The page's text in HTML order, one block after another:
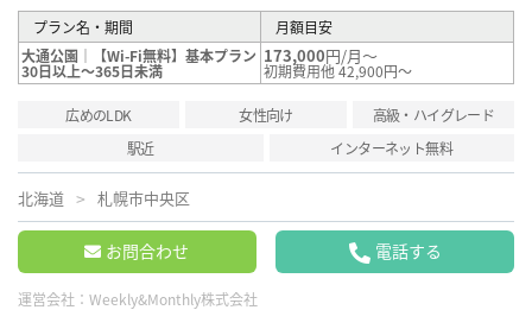
プラン名・期間
月額目安
大通公園｜【Wi-Fi無料】基本プラン
30日以上～365日未満
173,000円/月～
初期費用他 42,900円～
広めのLDK 女性向け
高級・ハイグレード
駅近
インターネット無料
北海道 札幌市中央区
お問合わせ 電話する
運営会社： Weekly&Monthly株式会社